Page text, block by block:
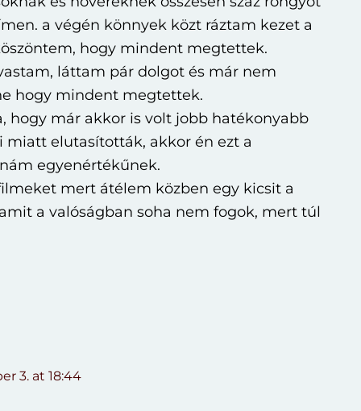
a végén könnyek közt ráztam kezet a
hogy mindent megtettek.
láttam pár dolgot és már nem
hogy mindent megtettek.
hogy már akkor is volt jobb hatékonyabb
miatt elutasították, akkor én ezt a
egyenértékűnek.
mert átélem közben egy kicsit a
a valóságban soha nem fogok, mert túl
3. at 18:44